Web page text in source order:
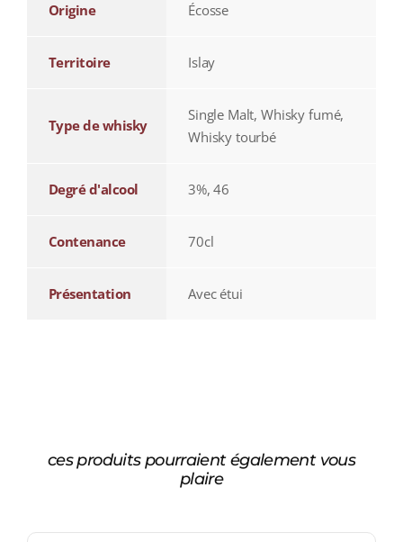
Origine Écosse
Territoire Islay
Type de whisky
Single Malt, Whisky fumé,
Whisky tourbé
Degré d'alcool 3%, 46
Contenance 70cl
Présentation Avec étui
ces produits pourraient également vous
plaire